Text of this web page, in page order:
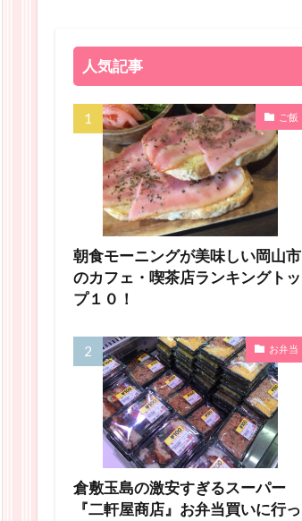
人気記事
ご飯
朝食モーニングが美味しい岡山市
のカフェ・喫茶店ランキングトッ
プ１０！
お弁当
倉敷玉島の激安すぎるスーパー
『二軒屋商店』お弁当買いに行っ